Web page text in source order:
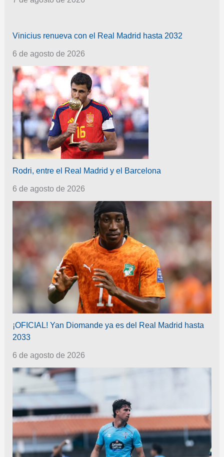
Vinicius renueva con el Real Madrid hasta 2032
6 de agosto de 2026
Rodri, entre el Real Madrid y el Barcelona
6 de agosto de 2026
¡OFICIAL! Yan Diomande ya es del Real Madrid hasta
2033
6 de agosto de 2026